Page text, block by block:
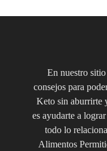
En nuestro
consejos para
Keto sin aburrirte
es ayudarte a
todo lo
Alimentos